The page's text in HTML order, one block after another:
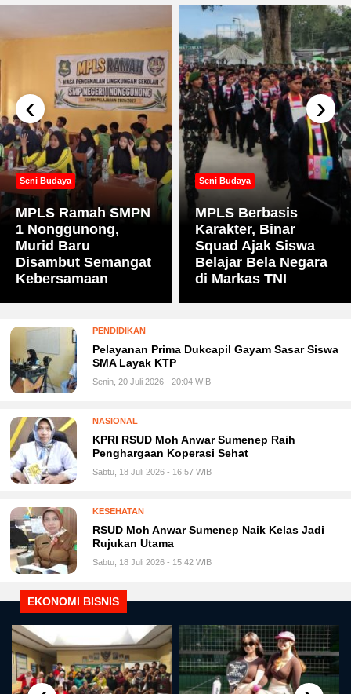
Seni Budaya
MPLS Ramah SMPN
1 Nonggunong,
Murid Baru
Disambut Semangat
Kebersamaan
Seni Budaya
MPLS Berbasis
Karakter, Binar
Squad Ajak Siswa
Belajar Bela Negara
di Markas TNI
‹ ›
PENDIDIKAN
Pelayanan Prima Dukcapil Gayam Sasar Siswa
SMA Layak KTP
Senin, 20 Juli 2026 - 20:04 WIB
NASIONAL
KPRI RSUD Moh Anwar Sumenep Raih
Penghargaan Koperasi Sehat
Sabtu, 18 Juli 2026 - 16:57 WIB
KESEHATAN
RSUD Moh Anwar Sumenep Naik Kelas Jadi
Rujukan Utama
Sabtu, 18 Juli 2026 - 15:42 WIB
EKONOMI BISNIS